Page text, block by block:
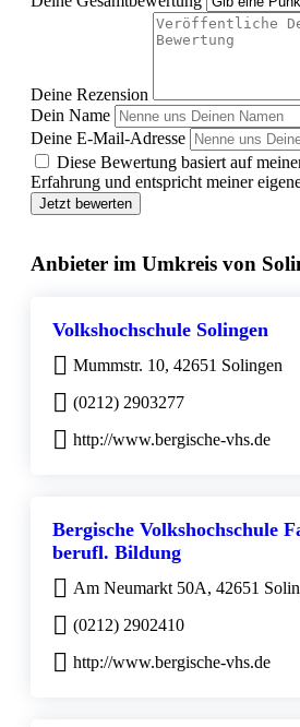
Deine Rezension
Dein Name
Deine E-Mail-Adresse
Diese Bewertung basiert auf
Erfahrung und entspricht meiner
Jetzt bewerten
Anbieter im Umkreis von
Volkshochschule Solingen
Mummstr. 10, 42651 Solingen
(0212) 2903277
http://www.bergische-vhs.de
Bergische Volkshochschule
berufl. Bildung
Am Neumarkt 50A, 42651
(0212) 2902410
http://www.bergische-vhs.de